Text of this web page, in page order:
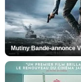
Mutiny Bande-annonce